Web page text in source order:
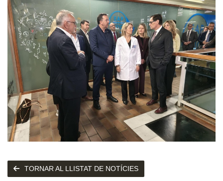
TORNAR AL LLISTAT DE NOTÍCIES